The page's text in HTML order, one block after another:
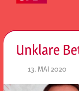
Unklare
13. MAI 2020